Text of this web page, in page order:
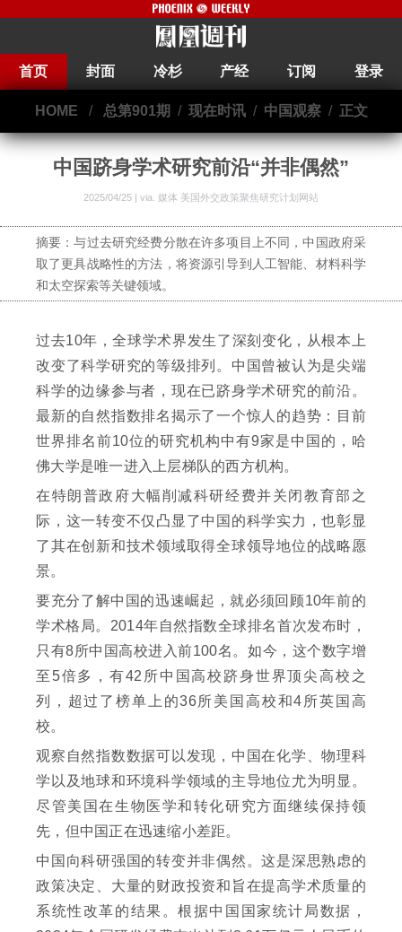
首页 封面 冷杉 产经 订阅 登录
HOME / 总第901期 / 现在时讯/ 中国观察/ 正文
中国跻身学术研究前沿“并非偶然”
2025/04/25 | via. 媒体 美国外交政策聚焦研究计划网站
摘要：与过去研究经费分散在许多项目上不同，中国政府采
取了更具战略性的方法，将资源引导到人工智能、材料科学
和太空探索等关键领域。
过去10年，全球学术界发生了深刻变化，从根本上
改变了科学研究的等级排列。中国曾被认为是尖端
科学的边缘参与者，现在已跻身学术研究的前沿。
最新的自然指数排名揭示了一个惊人的趋势：目前
世界排名前10位的研究机构中有9家是中国的，哈
佛大学是唯一进入上层梯队的西方机构。
在特朗普政府大幅削减科研经费并关闭教育部之
际，这一转变不仅凸显了中国的科学实力，也彰显
了其在创新和技术领域取得全球领导地位的战略愿
景。
要充分了解中国的迅速崛起，就必须回顾10年前的
学术格局。2014年自然指数全球排名首次发布时，
只有8所中国高校进入前100名。如今，这个数字增
至5倍多，有42所中国高校跻身世界顶尖高校之
列，超过了榜单上的36所美国高校和4所英国高
校。
观察自然指数数据可以发现，中国在化学、物理科
学以及地球和环境科学领域的主导地位尤为明显。
尽管美国在生物医学和转化研究方面继续保持领
先，但中国正在迅速缩小差距。
中国向科研强国的转变并非偶然。这是深思熟虑的
政策决定、大量的财政投资和旨在提高学术质量的
系统性改革的结果。根据中国国家统计局数据，